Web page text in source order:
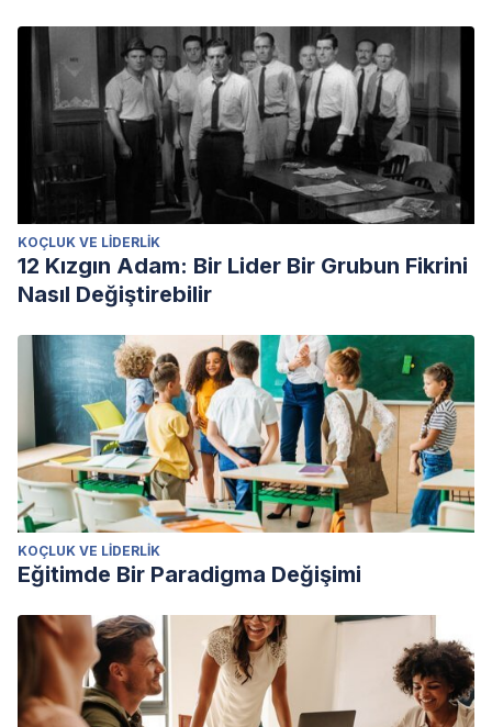
KOÇLUK VE LIDERLIK
12 Kızgın Adam: Bir Lider Bir Grubun Fikrini
Nasıl Değiştirebilir
KOÇLUK VE LIDERLIK
Eğitimde Bir Paradigma Değişimi